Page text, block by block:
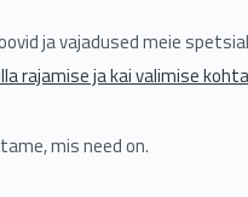
ja vajadused meie
rajamise ja kai valimise kohta
mis need on.